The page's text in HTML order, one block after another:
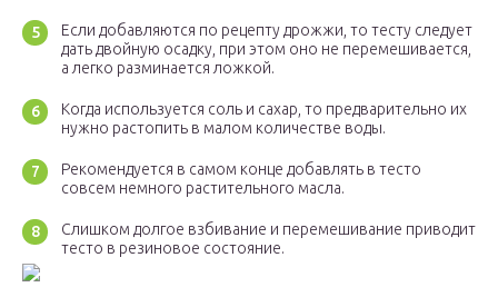
Если добавляются по рецепту дрожжи, то тесту следует
дать двойную осадку, при этом оно не перемешивается,
а легко разминается ложкой.
Когда используется соль и сахар, то предварительно их
нужно растопить в малом количестве воды.
Рекомендуется в самом конце добавлять в тесто
совсем немного растительного масла.
Слишком долгое взбивание и перемешивание приводит
тесто в резиновое состояние.